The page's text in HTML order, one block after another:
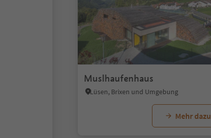
Muslhaufenhaus
Lüsen, Brixen und Umgebung
Mehr dazu